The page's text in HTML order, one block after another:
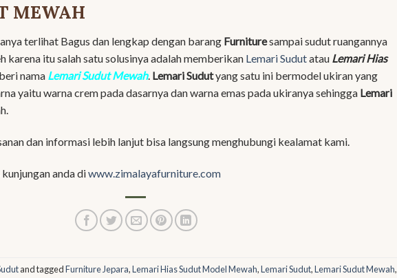
MEWAH
terlihat Bagus dan lengkap dengan barang Furnituresampai sudut ruangannya
karena itu salah satu solusinya adalah memberikan Lemari Sudutatau Lemari Hias
nama Lemari Sudut Mewah. Lemari Sudutyang satu ini bermodel ukiran yang
yaitu warna crem pada dasarnya dan warna emas pada ukiranya sehingga Lemari
dan informasi lebih lanjut bisa langsung menghubungi kealamat kami.
anda diwww.zimalayafurniture.com
and taggedFurniture Jepara,Lemari Hias Sudut Model Mewah,Lemari Sudut,Lemari Sudut Mewah,